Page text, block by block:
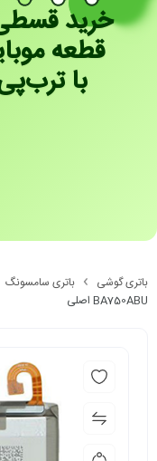
خرید
قطعه
با
باتری گوشی باتری سامسونگ
BA750ABU اصلی